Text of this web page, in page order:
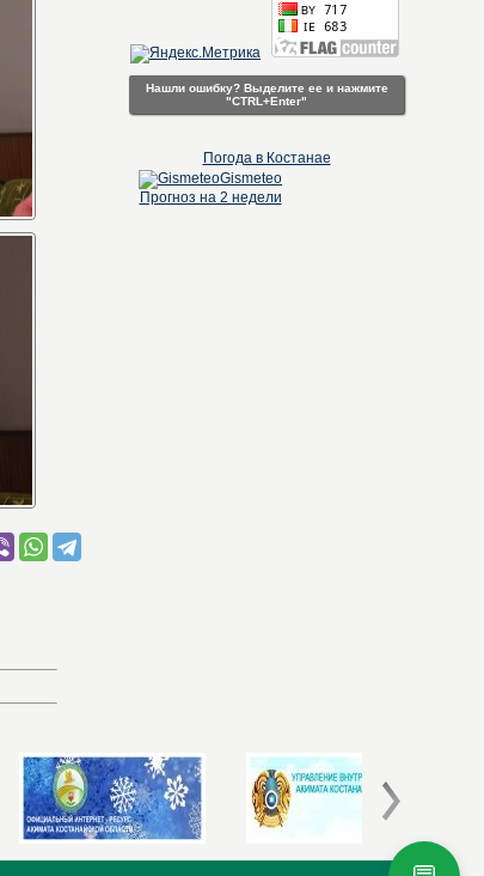
Нашли ошибку? Выделите ее и нажмите
"CTRL+Enter"
Погода в Костанае
Gismeteo
Прогноз на 2 недели